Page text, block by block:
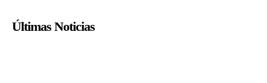
Últimas Noticias